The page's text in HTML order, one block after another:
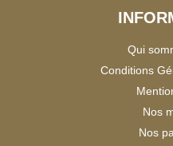
Qui
Conditions
Nos
Nos